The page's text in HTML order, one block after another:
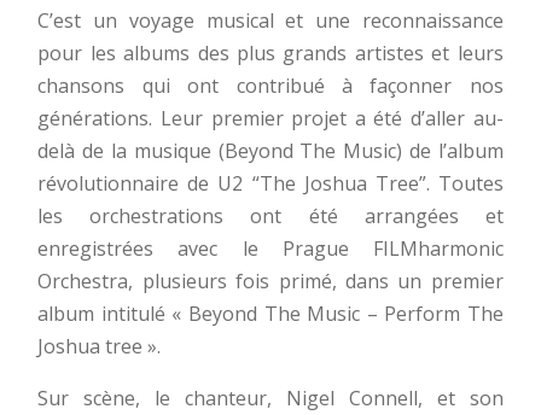
C’est un voyage musical et une reconnaissance
pour les albums des plus grands artistes et leurs
chansons qui ont contribué à façonner nos
générations. Leur premier projet a été d’aller au-
delà de la musique (Beyond The Music) de l’album
révolutionnaire de U2 “The Joshua Tree”. Toutes
les orchestrations ont été arrangées et
enregistrées avec le Prague FILMharmonic
Orchestra, plusieurs fois primé, dans un premier
album intitulé « Beyond The Music – Perform The
Joshua tree ».
Sur scène, le chanteur, Nigel Connell, et son